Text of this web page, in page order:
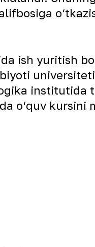
ish yuritish
institutida
o‘quv